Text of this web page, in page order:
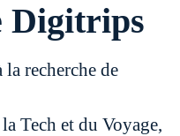
Digitrips
recherche de
Tech et du Voyage,